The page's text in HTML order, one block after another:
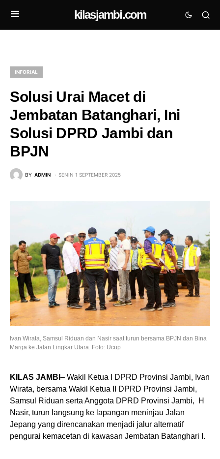
kilasjambi.com
INFORIAL
Solusi Urai Macet di
Jembatan Batanghari, Ini
Solusi DPRD Jambi dan
BPJN
BY ADMIN SENIN 1 SEPTEMBER 2025
Ivan Wirata, Samsul Riduan dan Nasir saat turun bersama BPJN dan Bina
Marga ke Jalan Lingkar Utara. Foto: Ucup
KILAS JAMBI – Wakil Ketua I DPRD Provinsi Jambi, Ivan
Wirata, bersama Wakil Ketua II DPRD Provinsi Jambi,
Samsul Riduan serta Anggota DPRD Provinsi Jambi, H
Nasir, turun langsung ke lapangan meninjau Jalan
Jepang yang direncanakan menjadi jalur alternatif
pengurai kemacetan di kawasan Jembatan Batanghari I.